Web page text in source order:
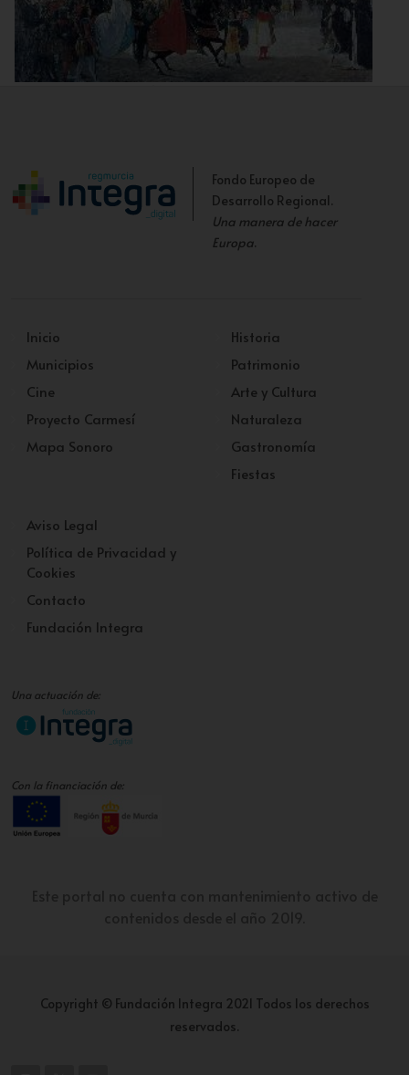
Fondo Europeo de
Desarrollo Regional.
Una manera de hacer
Europa.
Inicio
Municipios
Cine
Proyecto Carmesí
Mapa Sonoro
Historia
Patrimonio
Arte y Cultura
Naturaleza
Gastronomía
Fiestas
Aviso Legal
Política de Privacidad y
Cookies
Contacto
Fundación Integra
Una actuación de:
Con la financiación de:
Copyright © Fundación Integra 2021 Todos los derechos
reservados.